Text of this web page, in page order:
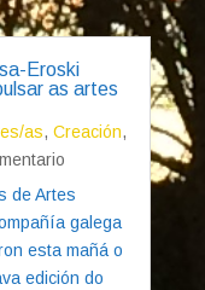
Eroski
as artes
as, Creación,
de Artes
galega
esta mañá o
edición do